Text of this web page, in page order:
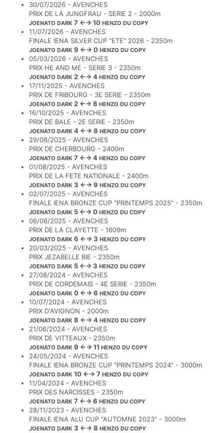
30/07/2026 - AVENCHES
PRIX DE LA JUNGFRAU - SERIE 2 - 2000m
JOENATO DARK 7 ←→ 10 HENZO DU COPY
11/07/2026 - AVENCHES
FINALE IENA SILVER CUP "ETE" 2026 - 2350m
JOENATO DARK 9 ←→ 0 HENZO DU COPY
05/03/2026 - AVENCHES
PRIX HE AND ME - SERIE 3 - 2350m
JOENATO DARK 2 ←→ 4 HENZO DU COPY
17/11/2025 - AVENCHES
PRIX DE FRIBOURG - 3E SERIE - 2350m
JOENATO DARK 2 ←→ 8 HENZO DU COPY
16/10/2025 - AVENCHES
PRIX DE BALE - 2E SERIE - 2350m
JOENATO DARK 4 ←→ 8 HENZO DU COPY
29/08/2025 - AVENCHES
PRIX DE CHERBOURG - 2400m
JOENATO DARK 7 ←→ 4 HENZO DU COPY
01/08/2025 - AVENCHES
PRIX DE LA FETE NATIONALE - 2400m
JOENATO DARK 3 ←→ 9 HENZO DU COPY
02/07/2025 - AVENCHES
FINALE IENA BRONZE CUP "PRINTEMPS 2025" - 2350m
JOENATO DARK 5 ←→ 0 HENZO DU COPY
06/06/2025 - AVENCHES
PRIX DE LA CLAYETTE - 1609m
JOENATO DARK 6 ←→ 3 HENZO DU COPY
20/03/2025 - AVENCHES
PRIX JEZABELLE BIE - 2350m
JOENATO DARK 5 ←→ 3 HENZO DU COPY
27/08/2024 - AVENCHES
PRIX DE CORDEMAIS - 4E SERIE - 2350m
JOENATO DARK 0 ←→ 6 HENZO DU COPY
10/07/2024 - AVENCHES
PRIX D'AVIGNON - 2000m
JOENATO DARK 8 ←→ 4 HENZO DU COPY
21/06/2024 - AVENCHES
PRIX DE VITTEAUX - 2350m
JOENATO DARK 9 ←→ 11 HENZO DU COPY
24/05/2024 - AVENCHES
FINALE IENA BRONZE CUP "PRINTEMPS 2024" - 3000m
JOENATO DARK 10 ←→ 7 HENZO DU COPY
11/04/2024 - AVENCHES
PRIX DES NARCISSES - 2350m
JOENATO DARK 7 ←→ 6 HENZO DU COPY
28/11/2023 - AVENCHES
FINALE IENA ALU CUP "AUTOMNE 2023" - 3000m
JOENATO DARK 3 ←→ 8 HENZO DU COPY